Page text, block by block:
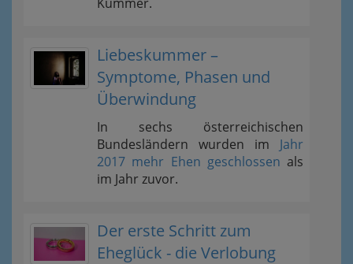
Liebeskummer –
Symptome, Phasen und
Überwindung
In sechs österreichischen
Bundesländern wurden im Jahr
2017 mehr Ehen geschlossen als
im Jahr zuvor.
Der erste Schritt zum
Eheglück - die Verlobung